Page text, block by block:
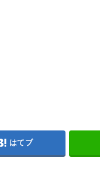
はてブ